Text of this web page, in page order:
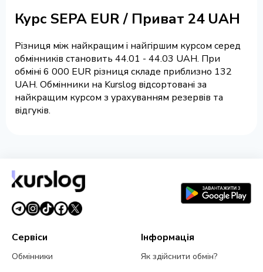
Курс SEPA EUR / Приват 24 UAH
Різниця між найкращим і найгіршим курсом серед
обмінників становить 44.01 - 44.03 UAH. При
обміні 6 000 EUR різниця складе приблизно 132
UAH. Обмінники на Kurslog відсортовані за
найкращим курсом з урахуванням резервів та
відгуків.
Сервіси
Обмінники
Інформація
Як здійснити обмін?